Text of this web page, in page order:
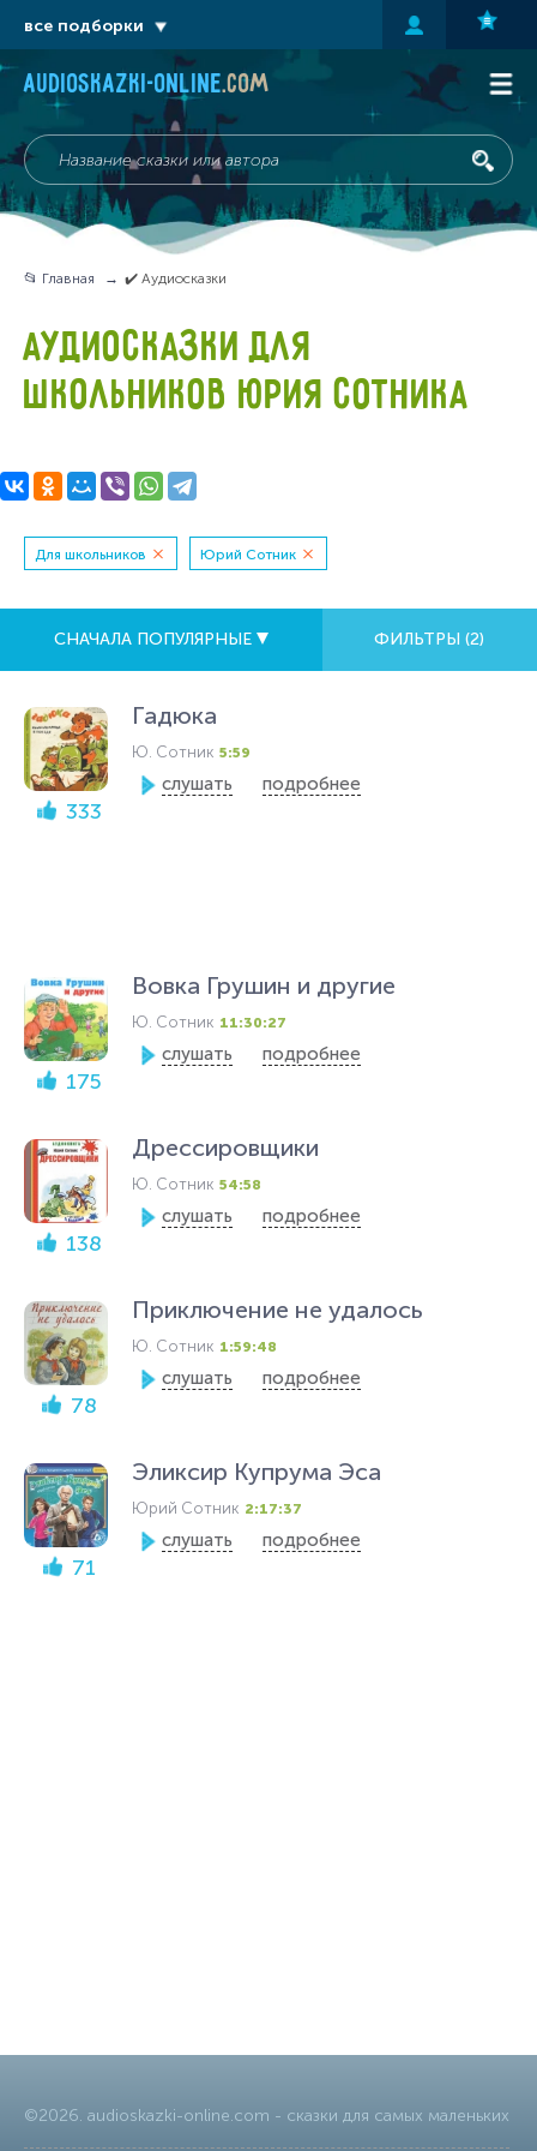
audioskazki-online.com
📂 Главная ✔️ Аудиосказки
АУДИОСКАЗКИ ДЛЯ
ШКОЛЬНИКОВ ЮРИЯ СОТНИКА
Для школьников Юрий Сотник
СНАЧАЛА ПОПУЛЯРНЫЕ ФИЛЬТРЫ (2)
333
Гадюка
Ю. Сотник 5:59
слушать подробнее
175
Вовка Грушин и другие
Ю. Сотник 11:30:27
слушать подробнее
138
Дрессировщики
Ю. Сотник 54:58
слушать подробнее
78
Приключение не удалось
Ю. Сотник 1:59:48
слушать подробнее
71
Эликсир Kупрума Эса
Юрий Сотник 2:17:37
слушать подробнее
©2026. audioskazki-online.com - сказки для самых маленьких
все подборки